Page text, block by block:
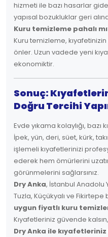
hizmeti ile bazı hasarlar
yapısal bozukluklar geri
Kuru temizleme pahalı
Kuru temizleme, kıyafetinizin
önler. Uzun vadede yeni
ekonomiktir.
Sonuç:
Doğru Tercihi
Evde yıkama kolaylığı, bazı
İpek, yün, deri, süet, kürk,
işlemeli kıyafetlerinizi
ederek hem ömürlerini
görünmelerini sağlarsınız.
Dry Anka, İstanbul Anadolu
Tuzla, Küçükyalı ve
uygun fiyatlı kuru
Kıyafetleriniz güvende
Dry Anka ile